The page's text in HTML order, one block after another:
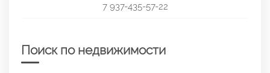
7 937-435-57-22
Поиск по недвижимости